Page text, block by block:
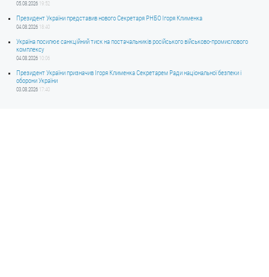
05.08.2026 19:52
Президент України представив нового Секретаря РНБО Ігоря Клименка
04.08.2026 18:40
Україна посилює санкційний тиск на постачальників російського військово-промислового
комплексу
04.08.2026 10:06
Президент України призначив Ігоря Клименка Секретарем Ради національної безпеки і
оборони України
03.08.2026 17:40